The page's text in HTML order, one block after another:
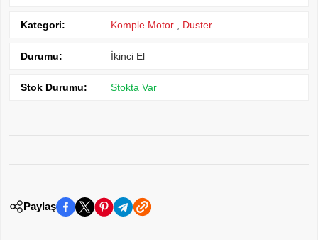
Kategori: Komple Motor Duster
Durumu: İkinci El
Stok Durumu: Stokta Var
Paylaş